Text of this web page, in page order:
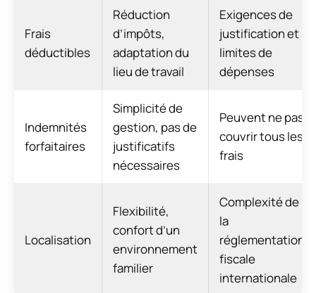
Frais
déductibles
Réduction
d’impôts,
adaptation du
lieu de travail
Exigences de
justification et
limites de
dépenses
Indemnités
forfaitaires
Simplicité de
gestion, pas de
justificatifs
nécessaires
Peuvent ne pas
couvrir tous les
frais
Localisation
Flexibilité,
confort d’un
environnement
familier
Complexité de
la
réglementation
fiscale
internationale